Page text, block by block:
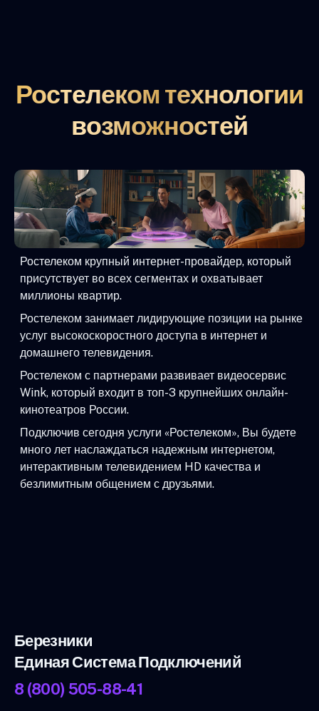
Ростелеком технологии
возможностей
Ростелеком крупный интернет-провайдер, который
присутствует во всех сегментах и охватывает
миллионы квартир.
Ростелеком занимает лидирующие позиции на рынке
услуг высокоскоростного доступа в интернет и
домашнего телевидения.
Ростелеком с партнерами развивает видеосервис
Wink, который входит в топ-3 крупнейших онлайн-
кинотеатров России.
Подключив сегодня услуги «Ростелеком», Вы будете
много лет наслаждаться надежным интернетом,
интерактивным телевидением HD качества и
безлимитным общением с друзьями.
Березники
Единая Система Подключений
8 (800) 505-88-41